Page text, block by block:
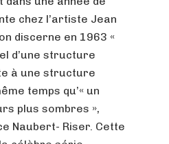
chez l’artiste Jean
discerne en 1963 «
d’une structure
à une structure
temps qu’« un
plus sombres »,
Naubert- Riser. Cette